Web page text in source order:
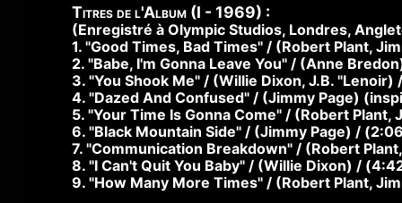
Titres de l'Album (I - 1969) :
(Enregistré à Olympic Studios, Londres,
1. "Good Times, Bad Times" / (Robert Plant,
2. "Babe, I'm Gonna Leave You" / (Anne
3. "You Shook Me" / (Willie Dixon, J.B.
4. "Dazed And Confused" / (Jimmy Page)
5. "Your Time Is Gonna Come" / (Robert
6. "Black Mountain Side" / (Jimmy Page) /
7. "Communication Breakdown" / (Robert
8. "I Can't Quit You Baby" / (Willie Dixon) /
9. "How Many More Times" / (Robert Plant,